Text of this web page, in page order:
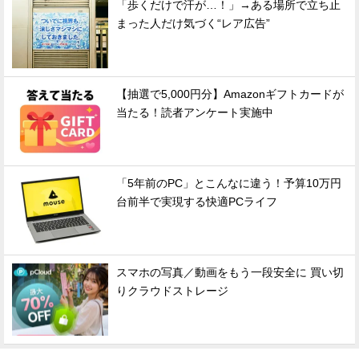
「歩くだけで汗が…！」→ある場所で立ち止
まった人だけ気づく“レア広告”
【抽選で5,000円分】Amazonギフトカードが
当たる！読者アンケート実施中
「5年前のPC」とこんなに違う！予算10万円
台前半で実現する快適PCライフ
スマホの写真／動画をもう一段安全に 買い切
りクラウドストレージ